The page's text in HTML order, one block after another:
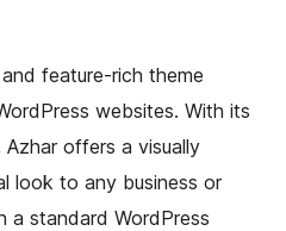
feature-rich theme
websites. With its
offers a visually
look to any business or
a standard WordPress